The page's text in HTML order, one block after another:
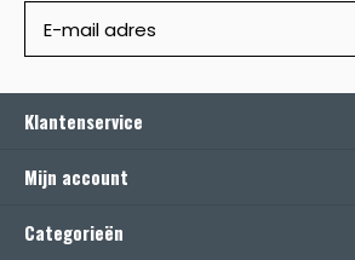
Klantenservice
Mijn account
Categorieën